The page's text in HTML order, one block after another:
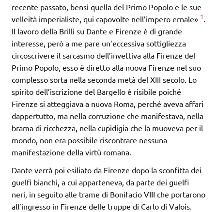
recente passato, bensì quella del Primo Popolo e le sue
velleità imperialiste, qui capovolte nell’impero ernale» 1
Il lavoro della Brilli su Dante e Firenze è di grande
interesse, però a me pare un’eccessiva sottigliezza
circoscrivere il sarcasmo dell’invettiva alla Firenze del
Primo Popolo, esso è diretto alla nuova Firenze nel suo
complesso sorta nella seconda metà del XIII secolo. Lo
spirito dell’iscrizione del Bargello è risibile poiché
Firenze si atteggiava a nuova Roma, perché aveva affari
dappertutto, ma nella corruzione che manifestava, nella
brama di ricchezza, nella cupidigia che la muoveva per il
mondo, non era possibile riscontrare nessuna
manifestazione della virtù romana.
Dante verrà poi esiliato da Firenze dopo la sconfitta dei
guelfi bianchi, a cui apparteneva, da parte dei guelfi
neri, in seguito alle trame di Bonifacio VIII che portarono
all’ingresso in Firenze delle truppe di Carlo di Valois.